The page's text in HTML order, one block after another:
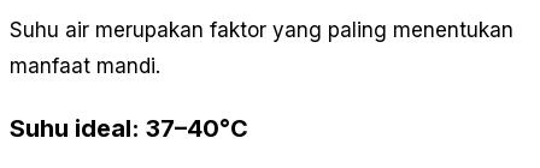
Suhu air merupakan faktor yang paling menentukan
manfaat mandi.
Suhu ideal: 37–40°C